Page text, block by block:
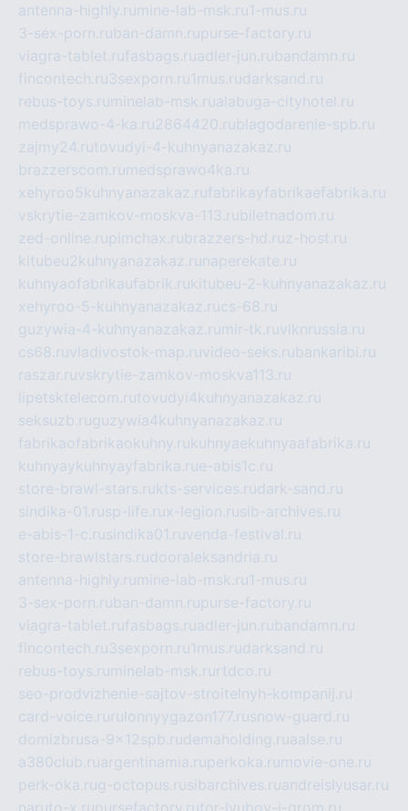
antenna-highly.ru mine-lab-msk.ru1-mus.ru
3-sex-porn.ruban-damn.rupurse-factory.ru
viagra-tablet.rufasbags.ruadler-jun.rubandamn.ru
fincontech.ru3sexporn.ru1mus.rudarksand.ru
rebus-toys.ru minelab-msk.rualabuga-cityhotel.ru
medsprawo-4-ka.ru2864420.rublagodarenie-spb.ru
zajmy24.rutovudyi-4-kuhnyanazakaz.ru
brazzerscom.ru medsprawo4ka.ru
xehyroo5kuhnyanazakaz.rufabrikayfabrikaefabrika.ru
vskrytie-zamkov-moskva-113.rubiletnadom.ru
zed-online.rupimchax.rubrazzers-hd.ruz-host.ru
kitubeu2kuhnyanazakaz.ru naperekate.ru
kuhnyaofabrikaufabrik.rukitubeu-2-kuhnyanazakaz.ru
xehyroo-5-kuhnyanazakaz.rucs-68.ru
guzywia-4-kuhnyanazakaz.ru mir-tk.ruvlknrussia.ru
cs68.ruvladivostok-map.ruvideo-seks.rubankaribi.ru
raszar.ruvskrytie-zamkov-moskva113.ru
lipetsktelecom.rutovudyi4kuhnyanazakaz.ru
seksuzb.ruguzywia4kuhnyanazakaz.ru
fabrikaofabrikaokuhny.rukuhnyaekuhnyaafabrika.ru
kuhnyaykuhnyayfabrika.rue-abis1c.ru
store-brawl-stars.rukts-services.rudark-sand.ru
sindika-01.rusp-life.rux-legion.rusib-archives.ru
e-abis-1-c.rusindika01.ruvenda-festival.ru
store-brawlstars.rudooraleksandria.ru
antenna-highly.ru mine-lab-msk.ru1-mus.ru
3-sex-porn.ruban-damn.rupurse-factory.ru
viagra-tablet.rufasbags.ruadler-jun.rubandamn.ru
fincontech.ru3sexporn.ru1mus.rudarksand.ru
rebus-toys.ru minelab-msk.ru rtdco.ru
seo-prodvizhenie-sajtov-stroitelnyh-kompanij.ru
card-voice.ru rulonnyygazon177.rusnow-guard.ru
domizbrusa-9x12spb.rudemaholding.ruaalse.ru
a380club.ruargentinamia.ruperkoka.ru movie-one.ru
perk-oka.rug-octopus.rusibarchives.ruandreislyusar.ru